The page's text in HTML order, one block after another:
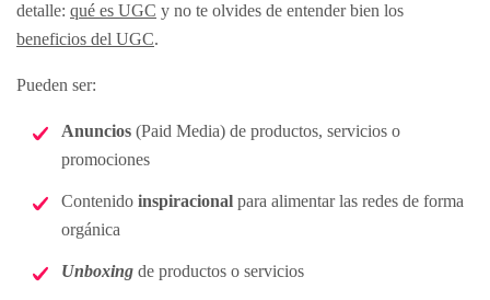
detalle: qué es UGC y no te olvides de entender bien los
beneficios del UGC.
Pueden ser:
Anuncios (Paid Media) de productos, servicios o
promociones
Contenido inspiracional para alimentar las redes de forma
orgánica
Unboxing de productos o servicios